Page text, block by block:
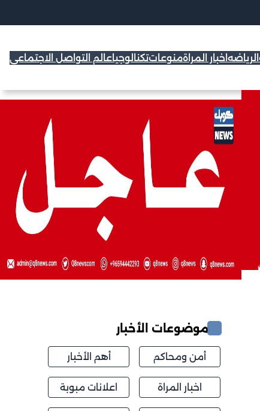
الرياضه اخبار المراةمنوعاتتكنالوجياعالم التواصل الاجتماعي
موضوعات الأخبار
أمن ومحاكم أهم الأخبار
اخبار المراة اعلانات مبوبة